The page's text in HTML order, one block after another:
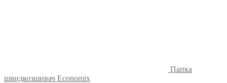
Папка
швидкозшивач Economix